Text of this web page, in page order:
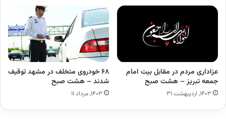
عزاداری مردم در مقابل بیت امام
جمعه تبریز – هشت صبح
۱۴۰۳, اردیبهشت ۳۱
۶۸ خودروی متخلف در مشهد توقیف
شدند – هشت صبح
۱۴۰۳, مرداد ۱۱